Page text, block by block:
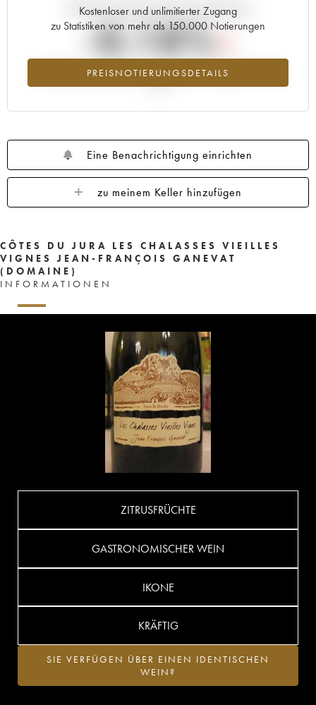
Kostenloser und unlimitierter Zugang
zu Statistiken von mehr als 150.000 Notierungen
PREISNOTIERUNGSDETAILS
Aktuelle Entwicklung der Preisnotierung
-0.18%
Preisabfall des Jahrgangs ---- im Jahr 2026 im Vergleich zum Jahr
Eine Benachrichtigung einrichten
zu meinem Keller hinzufügen
CÔTES DU JURA LES CHALASSES VIEILLES
VIGNES JEAN-FRANÇOIS GANEVAT
(DOMAINE)
INFORMATIONEN
ZITRUSFRÜCHTE
GASTRONOMISCHER WEIN
IKONE
KRÄFTIG
SIE VERFÜGEN ÜBER EINEN IDENTISCHEN
WEIN?